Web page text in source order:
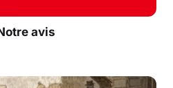
avis